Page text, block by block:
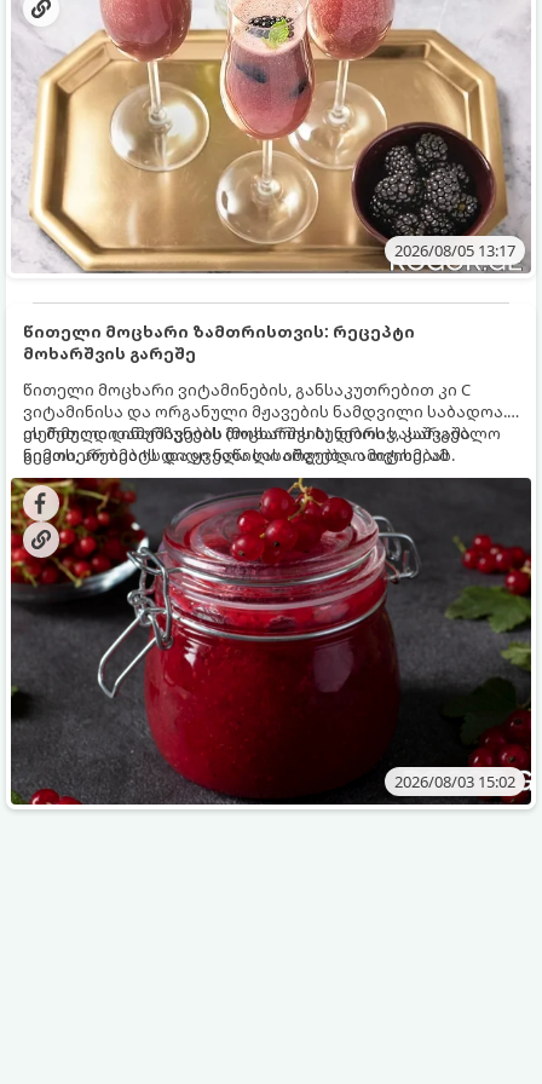
2026/08/05 13:17
წითელი მოცხარი ზამთრისთვის: რეცეპტი
მოხარშვის გარეშე
წითელი მოცხარი ვიტამინების, განსაკუთრებით კი C
ვიტამინისა და ორგანული მჟავების ნამდვილი საბადოა.
თერმული დამუშავების (მოხარშვის) დროს სასარგებლო
ნივთიერებების დიდი ნაწილი იშლება. ამიტომ, ამ
კენკრის ზამთრისთვის შესანახად საუკეთესო გზა
„ცოცხალი ჯემის“ მომზადებაა - მოხარშვის გარეშე.
ეს მეთოდი ინარჩუნებს მოცხარის ბუნებრივ, კაშკაშა
გემოს, არომატს და ყველა სასარგებლო თვისებას.
2026/08/03 15:02